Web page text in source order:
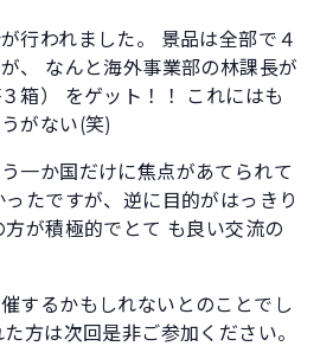
行われました。 景品は全部で４
、 なんと海外事業部の林課長が
箱） をゲット！！ これにはも
うがない(笑)
一か国だけに焦点があてられて
たですが、逆に目的がはっきり
が積極的でとて も良い交流の
するかもしれないとのことでし
方は次回是非ご参加ください。